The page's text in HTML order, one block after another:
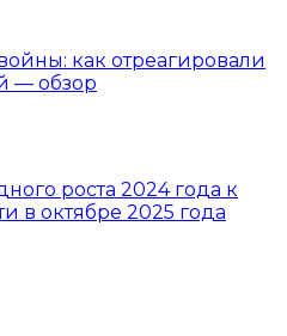
как отреагировали
— обзор
роста 2024 года к
в октябре 2025 года